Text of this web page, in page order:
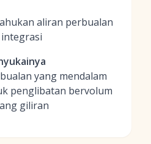
aliran perbualan
yang mendalam
penglibatan bervolum
giliran